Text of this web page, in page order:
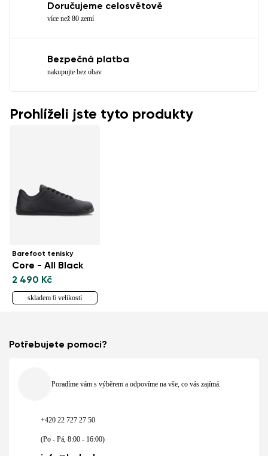
Doručujeme celosvětově
více než 80 zemí
Bezpečná platba
nakupujte bez obav
Prohlíželi jste tyto produkty
Barefoot tenisky
Core - All Black
2 490 Kč
skladem 6 velikostí
Potřebujete pomoci?
Poradíme vám s výběrem a odpovíme na vše, co vás zajímá.
+420 22 727 27 50
(Po - Pá, 8:00 - 16:00)